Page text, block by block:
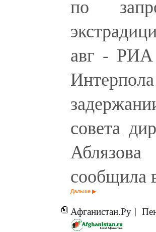
по
авг - РИА
совета
сообщила
Дальше
Афганистан.Ру | Пентагон: